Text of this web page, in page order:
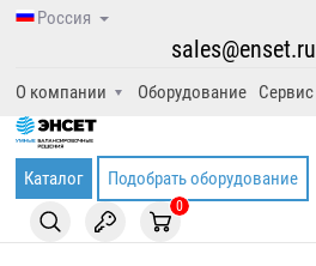
Россия
О компании Оборудование Сервис
sales@enset.ru
Каталог Подобрать оборудование
0